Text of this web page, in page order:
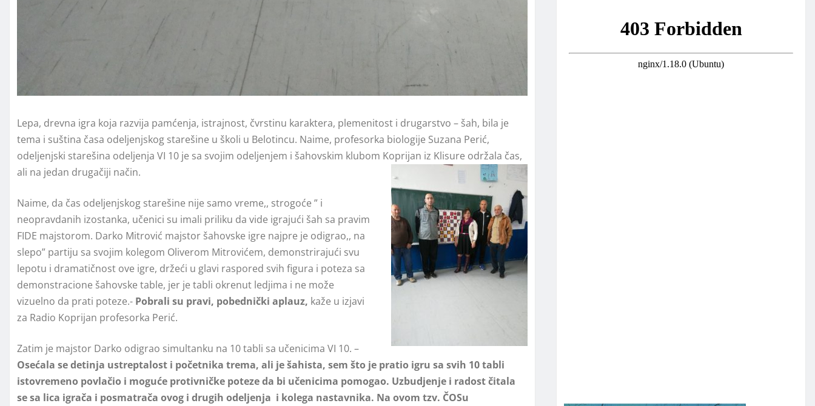
Lepa, drevna igra koja razvija pamćenja, istrajnost, čvrstinu karaktera, plemenitost i drugarstvo – šah, bila je
tema i suština časa odeljenjskog starešine u školi u Belotincu. Naime, profesorka biologije Suzana Perić,
odeljenjski starešina odeljenja VI 10 je sa svojim odeljenjem i šahovskim klubom Koprijan iz Klisure održala čas,
ali na jedan drugačiji način.
Naime, da čas odeljenjskog starešine nije samo vreme,, strogoće ” i
neopravdanih izostanka, učenici su imali priliku da vide igrajući šah sa pravim
FIDE majstorom. Darko Mitrović majstor šahovske igre najpre je odigrao,, na
slepo” partiju sa svojim kolegom Oliverom Mitrovićem, demonstrirajući svu
lepotu i dramatičnost ove igre, držeći u glavi raspored svih figura i poteza sa
demonstracione šahovske table, jer je tabli okrenut ledjima i ne može
vizuelno da prati poteze.- Pobrali su pravi, pobednički aplauz, kaže u izjavi
za Radio Koprijan profesorka Perić.
Zatim je majstor Darko odigrao simultanku na 10 tabli sa učenicima VI 10. –
Osećala se detinja ustreptalost i početnika trema, ali je šahista, sem što je pratio igru sa svih 10 tabli
istovremeno povlačio i moguće protivničke poteze da bi učenicima pomogao. Uzbudjenje i radost čitala
se sa lica igrača i posmatrača ovog i drugih odeljenja i kolega nastavnika. Na ovom tzv. ČOSu